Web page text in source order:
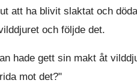
att ha blivit slaktat och
och följde det.
hade gett sin makt åt
mot det?"